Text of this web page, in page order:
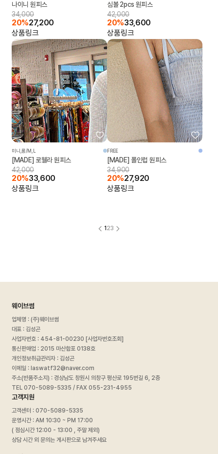
나이니 원피스
34,000
20%27,200
상품링크
심볼 2pcs 원피스
42,000
20%33,600
상품링크
미니,롱/M,L
[MADE] 로웰라 원피스
42,000
20%33,600
상품링크
FREE
[MADE] 폴인럽 원피스
34,900
20%27,920
상품링크
1 23
웨이브썸
업체명 : (주)웨이브썸
대표 : 김성곤
사업자번호 : 454-81-00230 [사업자번호조회]
통신판매업 : 2015 마산합포 0138호
개인정보취급관리자 : 김성곤
이메일 : laswatf32@naver.com
주소(반품주소지) : 경상남도 창원시 의창구 평산로 195번길 6, 2층
TEL 070-5089-5335 / FAX 055-231-4955
고객지원
고객센터 : 070-5089-5335
운영시간 : AM 10:30 ~ PM 17:00
( 점심시간 12:00 - 13:00 , 주말 제외)
상담 시간 외 문의는 게시판으로 남겨주세요